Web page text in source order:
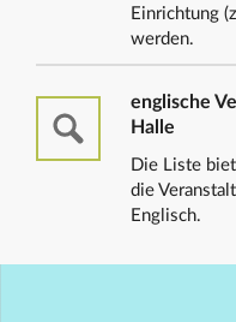
Einrichtung
werden.
englische
Halle
Die Liste
die
Englisch.